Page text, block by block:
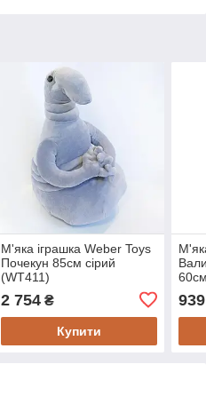
М'яка іграшка Weber Toys
Почекун 85см сірий
(WT411)
2 754₴
Купити
939